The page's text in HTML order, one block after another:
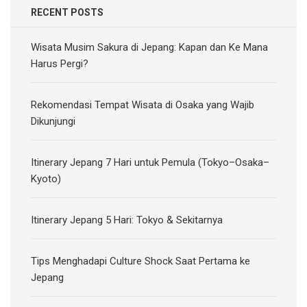
RECENT POSTS
Wisata Musim Sakura di Jepang: Kapan dan Ke Mana
Harus Pergi?
Rekomendasi Tempat Wisata di Osaka yang Wajib
Dikunjungi
Itinerary Jepang 7 Hari untuk Pemula (Tokyo–Osaka–
Kyoto)
Itinerary Jepang 5 Hari: Tokyo & Sekitarnya
Tips Menghadapi Culture Shock Saat Pertama ke
Jepang